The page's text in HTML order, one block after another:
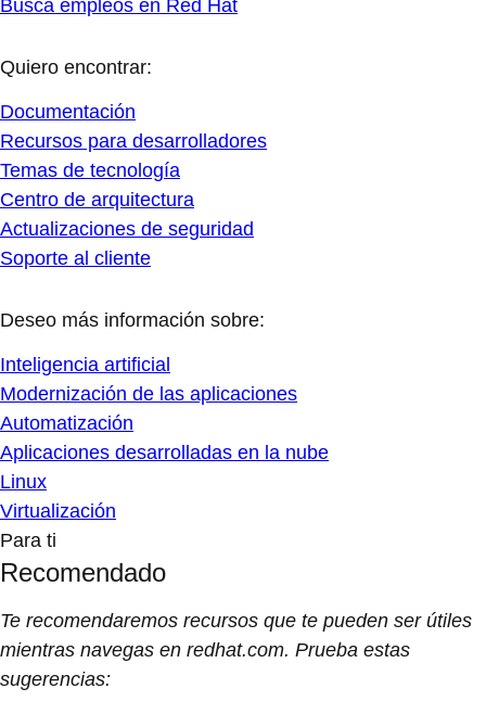
Busca empleos en Red Hat
Quiero encontrar:
Documentación
Recursos para desarrolladores
Temas de tecnología
Centro de arquitectura
Actualizaciones de seguridad
Soporte al cliente
Deseo más información sobre:
Inteligencia artificial
Modernización de las aplicaciones
Automatización
Aplicaciones desarrolladas en la nube
Linux
Virtualización
Para ti
Recomendado
Te recomendaremos recursos que te pueden ser útiles
mientras navegas en redhat.com. Prueba estas
sugerencias: